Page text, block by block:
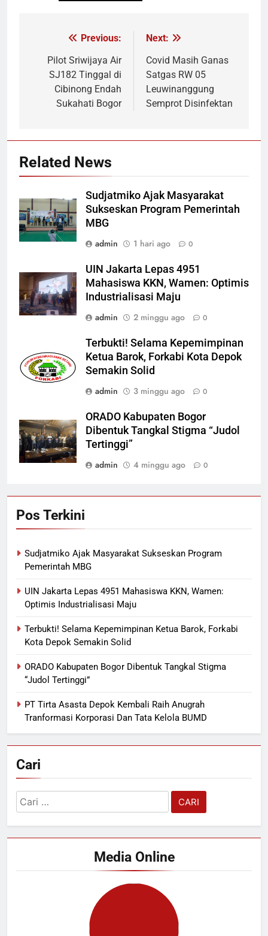
Navigasi
pos
Previous:
Pilot Sriwijaya Air
SJ182 Tinggal di
Cibinong Endah
Sukahati Bogor
Next:
Covid Masih Ganas
Satgas RW 05
Leuwinanggung
Semprot Disinfektan
Related News
Sudjatmiko Ajak Masyarakat
Sukseskan Program Pemerintah
MBG
admin
1 hari ago 0
UIN Jakarta Lepas 4951
Mahasiswa KKN, Wamen: Optimis
Industrialisasi Maju
admin
2 minggu ago 0
Terbukti! Selama Kepemimpinan
Ketua Barok, Forkabi Kota Depok
Semakin Solid
admin
3 minggu ago 0
ORADO Kabupaten Bogor
Dibentuk Tangkal Stigma “Judol
Tertinggi”
admin
4 minggu ago 0
Pos Terkini
Sudjatmiko Ajak Masyarakat Sukseskan Program
Pemerintah MBG
UIN Jakarta Lepas 4951 Mahasiswa KKN, Wamen:
Optimis Industrialisasi Maju
Terbukti! Selama Kepemimpinan Ketua Barok, Forkabi
Kota Depok Semakin Solid
ORADO Kabupaten Bogor Dibentuk Tangkal Stigma
“Judol Tertinggi”
PT Tirta Asasta Depok Kembali Raih Anugrah
Tranformasi Korporasi Dan Tata Kelola BUMD
Cari
Cari
untuk:
Media Online